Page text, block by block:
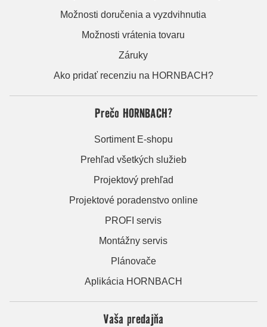
Možnosti doručenia a vyzdvihnutia
Možnosti vrátenia tovaru
Záruky
Ako pridať recenziu na HORNBACH?
Prečo HORNBACH?
Sortiment E-shopu
Prehľad všetkých služieb
Projektový prehľad
Projektové poradenstvo online
PROFI servis
Montážny servis
Plánovače
Aplikácia HORNBACH
Vaša predajňa